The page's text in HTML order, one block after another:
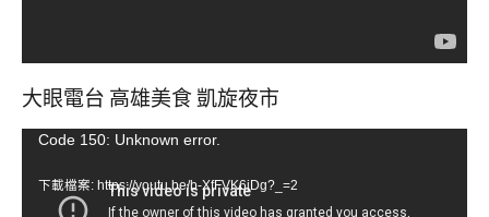
大眼電台 高雄美食 凱旋夜市
視Code 150: Unknown error.
下載檔案: https://youtu.be/b-XfFVK6jDg?_=2